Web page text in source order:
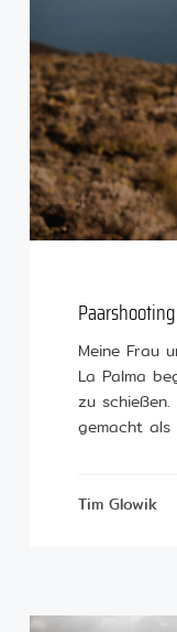
Meine Frau
La Palma
zu
gemacht
Tim Glowik